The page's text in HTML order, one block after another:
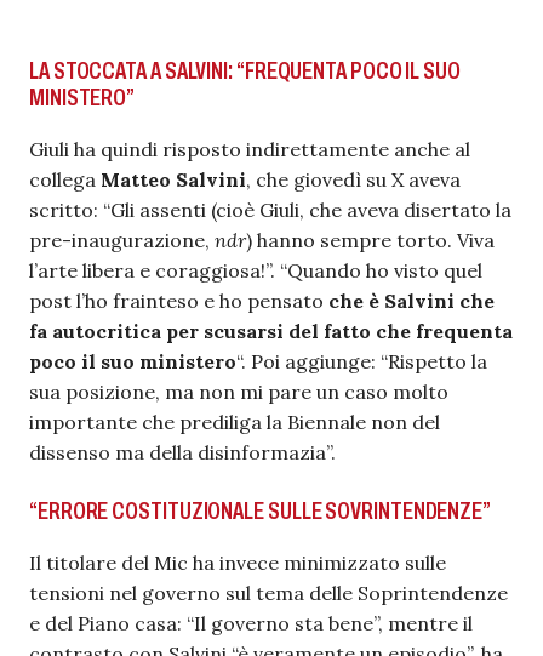
LA STOCCATA A SALVINI: “FREQUENTA POCO IL SUO
MINISTERO”
Giuli ha quindi risposto indirettamente anche al
collega Matteo Salvini, che giovedì su X aveva
scritto: “Gli assenti (cioè Giuli, che aveva disertato la
pre-inaugurazione, ndr) hanno sempre torto. Viva
l’arte libera e coraggiosa!”. “Quando ho visto quel
post l’ho frainteso e ho pensato che è Salvini che
fa autocritica per scusarsi del fatto che frequenta
poco il suo ministero“. Poi aggiunge: “Rispetto la
sua posizione, ma non mi pare un caso molto
importante che prediliga la Biennale non del
dissenso ma della disinformazia”.
“ERRORE COSTITUZIONALE SULLE SOVRINTENDENZE”
Il titolare del Mic ha invece minimizzato sulle
tensioni nel governo sul tema delle Soprintendenze
e del Piano casa: “Il governo sta bene”, mentre il